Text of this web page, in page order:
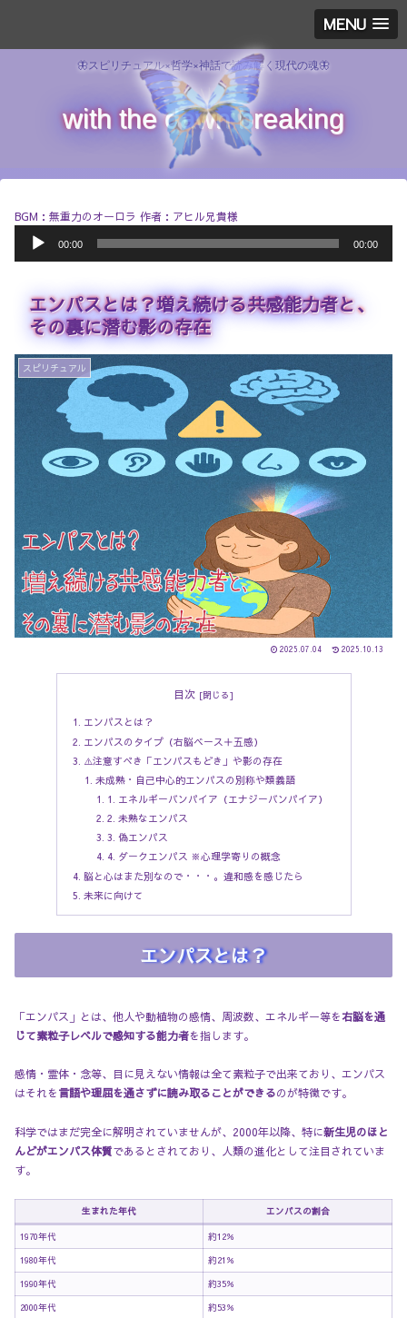
MENU
🦋スピリチュアル×哲学×神話で読み解く現代の魂🦋
with the dawn breaking
BGM：無重力のオーロラ 作者：アヒル兄貴様
00:00 00:00
エンパスとは？増え続ける共感能力者と、
その裏に潜む影の存在
スピリチュアル
2025.07.04 2025.10.13
目次
エンパスとは？
エンパスのタイプ（右脳ベース＋五感）
⚠️注意すべき「エンパスもどき」や影の存在
未成熟・自己中心的エンパスの別称や類義語
1. エネルギーバンパイア（エナジーバンパイア）
2. 未熟なエンパス
3. 偽エンパス
4. ダークエンパス ※心理学寄りの概念
脳と心はまた別なので・・・。違和感を感じたら
未来に向けて
エンパスとは？
「エンパス」とは、他人や動植物の感情、周波数、エネルギー等を右脳を通
じて素粒子レベルで感知する能力者を指します。
感情・霊体・念等、目に見えない情報は全て素粒子で出来ており、エンパス
はそれを言語や理屈を通さずに読み取ることができるのが特徴です。
科学ではまだ完全に解明されていませんが、2000年以降、特に新生児のほと
んどがエンパス体質であるとされており、人類の進化として注目されていま
す。
生まれた年代
エンパスの割合
1970年代
約12％
1980年代
約21％
1990年代
約35％
2000年代
約53％